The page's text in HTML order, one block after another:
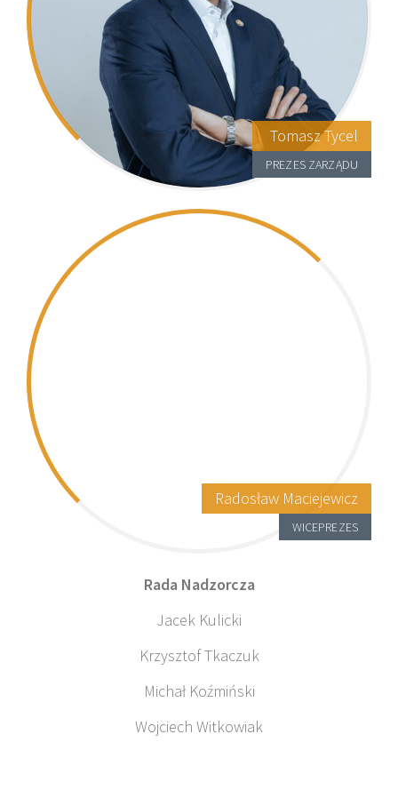
Tomasz Tycel
PREZES ZARZĄDU
Radosław Maciejewicz
WICEPREZES
Rada Nadzorcza
Jacek Kulicki
Krzysztof Tkaczuk
Michał Koźmiński
Wojciech Witkowiak